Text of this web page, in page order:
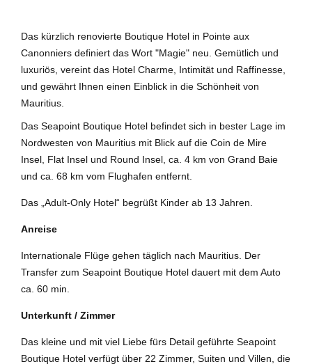
Das kürzlich renovierte Boutique Hotel in Pointe aux
Canonniers definiert das Wort "Magie" neu. Gemütlich und
luxuriös, vereint das Hotel Charme, Intimität und Raffinesse,
und gewährt Ihnen einen Einblick in die Schönheit von
Mauritius.
Das Seapoint Boutique Hotel befindet sich in bester Lage im
Nordwesten von Mauritius mit Blick auf die Coin de Mire
Insel, Flat Insel und Round Insel, ca. 4 km von Grand Baie
und ca. 68 km vom Flughafen entfernt.
Das „Adult-Only Hotel“ begrüßt Kinder ab 13 Jahren.
Anreise
Internationale Flüge gehen täglich nach Mauritius. Der
Transfer zum Seapoint Boutique Hotel dauert mit dem Auto
ca. 60 min.
Unterkunft / Zimmer
Das kleine und mit viel Liebe fürs Detail geführte Seapoint
Boutique Hotel verfügt über 22 Zimmer, Suiten und Villen, die